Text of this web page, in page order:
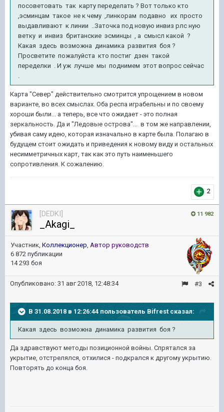
посоветовать так карту переделать ? Вот только кто
,эсминцам такое не к чему ,линкорам подавно их просто
выдавливают к линии ..Заточка под новую инвиз рлс ную
ветку и инвиз британские эсминцы , а смысл какой ?
Какая здесь возможна динамика развития боя ?
Просветите пожалуйста кто постиг дзен такой
переделки . И уж лучше мы поднимем этот вопрос сейчас
.
Карта "Север" действительно смотрится упрощением в новом
варианте, во всех смыслах. Оба респа играбельны и по своему
хороши были... а теперь, все что ожидает - это полная
зеркальность. Да и "Ледовые острова"... в том же направлении,
убивая саму идею, которая изначально в карте была. Полагаю в
будущем стоит ожидать и приведения к новому виду и остальных
несимметричных карт, так как это путь наименьшего
сопротивления. К сожалению.
2
11 982
[DEDKI]
_Akagi_
Участник, Коллекционер, Автор руководств
6 872 публикации
14 293 боя
#3
Опубликовано: 31 авг 2018, 12:48:34
В 31.08.2018 в 12:26:44 пользователь Bifrest сказал:
Какая здесь возможна динамика развития боя ?
Да здравствуют методы позиционной войны. Спрятался за
укрытие, отстрелялся, отхилися - подкрался к другому укрытию.
Повторять до конца боя.